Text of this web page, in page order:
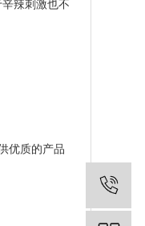
辣刺激也不
优质的产品